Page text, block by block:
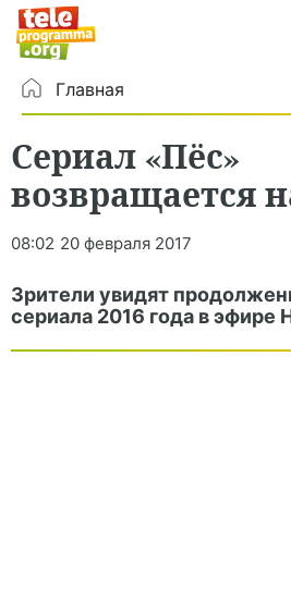
Главная
Сериал «Пёс»
возвращается
08:02 20 февраля 2017
Зрители увидят
сериала 2016 года в эфире